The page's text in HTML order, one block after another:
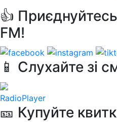
👍
FM!
📱 Слухайте зі
RadioPlayer
🎫 Купуйте